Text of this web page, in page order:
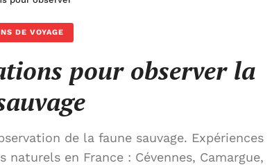
DE VOYAGE
pour observer la
de la faune sauvage. Expériences
en France : Cévennes, Camargue,